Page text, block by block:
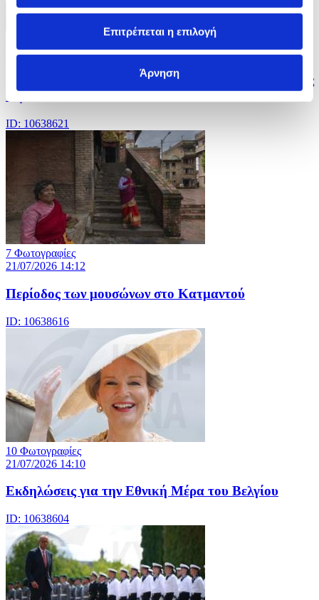
Επιτρέπεται η επιλογή
Άρνηση
21/07/2026 14:15
Οι αρχές της Καμπότζης καταστρέφουν πέντε τόνους
ναρκωτικών ουσιών
ID: 10638621
7 Φωτογραφίες
21/07/2026 14:12
Περίοδος των μουσώνων στο Κατμαντού
ID: 10638616
10 Φωτογραφίες
21/07/2026 14:10
Eκδηλώσεις για την Εθνική Μέρα του Βελγίου
ID: 10638604